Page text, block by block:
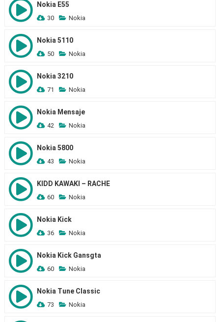
Nokia E55
30 Nokia
Nokia 5110
50 Nokia
Nokia 3210
71 Nokia
Nokia Mensaje
42 Nokia
Nokia 5800
43 Nokia
KIDD KAWAKI – RACHE
60 Nokia
Nokia Kick
36 Nokia
Nokia Kick Gansgta
60 Nokia
Nokia Tune Classic
73 Nokia